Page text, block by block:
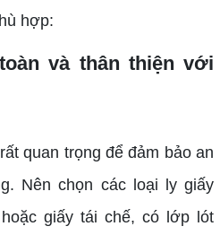
hợp:
và thân thiện với
quan trọng để đảm bảo an
Nên chọn các loại ly giấy
giấy tái chế, có lớp lót